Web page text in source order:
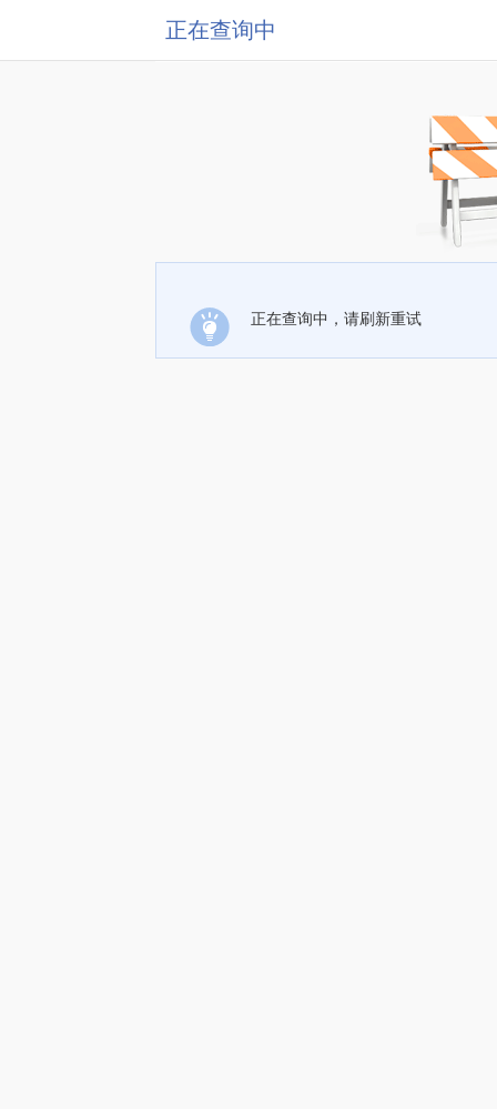
正在查询中
正在查询中，请刷新重试